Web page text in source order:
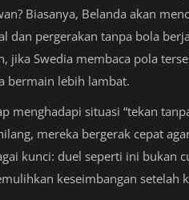
Biasanya, Belanda akan
dan pergerakan tanpa bola
jika Swedia membaca pola
bermain lebih lambat.
menghadapi situasi “tekan
mereka bergerak cepat
kunci: duel seperti ini bukan
keseimbangan setelah